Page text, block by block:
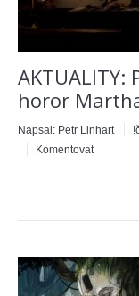
horor
Napsal: Petr Linhart
Komentovat